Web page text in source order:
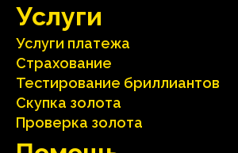
Услуги
Услуги платежа
Страхование
Тестирование бриллиантов
Скупка золота
Проверка золота